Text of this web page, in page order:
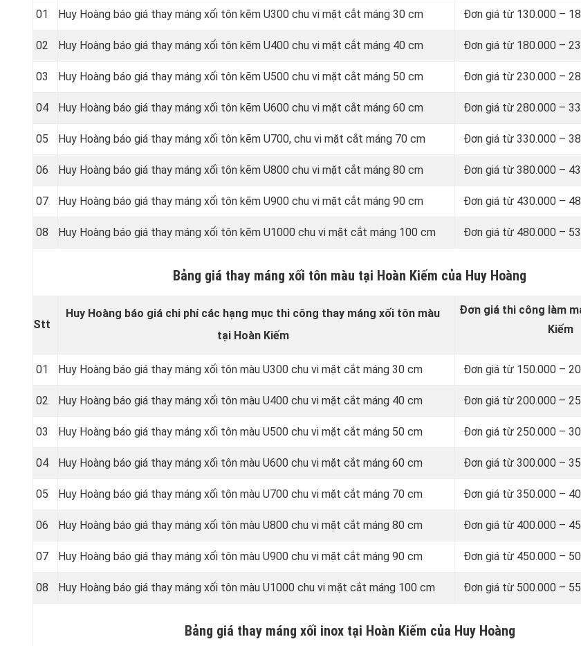
01 Huy Hoàng báo giá thay máng xối tôn kẽm U300 chu vi mặt cắt máng 30 cm Đơn giá từ 130.000 –
02 Huy Hoàng báo giá thay máng xối tôn kẽm U400 chu vi mặt cắt máng 40 cm Đơn giá từ 180.000 –
03 Huy Hoàng báo giá thay máng xối tôn kẽm U500 chu vi mặt cắt máng 50 cm Đơn giá từ 230.000 –
04 Huy Hoàng báo giá thay máng xối tôn kẽm U600 chu vi mặt cắt máng 60 cm Đơn giá từ 280.000 –
05 Huy Hoàng báo giá thay máng xối tôn kẽm U700, chu vi mặt cắt máng 70 cm Đơn giá từ 330.000 –
06 Huy Hoàng báo giá thay máng xối tôn kẽm U800 chu vi mặt cắt máng 80 cm Đơn giá từ 380.000 –
07 Huy Hoàng báo giá thay máng xối tôn kẽm U900 chu vi mặt cắt máng 90 cm Đơn giá từ 430.000 –
08 Huy Hoàng báo giá thay máng xối tôn kẽm U1000 chu vi mặt cắt máng 100 cm Đơn giá từ 480.000 –
Bảng giá thay máng xối tôn màu tại Hoàn Kiếm của Huy Hoàng
Stt
Huy Hoàng báo giá chi phí các hạng mục thi công thay máng xối tôn màu
tại Hoàn Kiếm
Đơn giá thi công làm
Kiếm
01 Huy Hoàng báo giá thay máng xối tôn màu U300 chu vi mặt cắt máng 30 cm Đơn giá từ 150.000 –
02 Huy Hoàng báo giá thay máng xối tôn màu U400 chu vi mặt cắt máng 40 cm Đơn giá từ 200.000 –
03 Huy Hoàng báo giá thay máng xối tôn màu U500 chu vi mặt cắt máng 50 cm Đơn giá từ 250.000 –
04 Huy Hoàng báo giá thay máng xối tôn màu U600 chu vi mặt cắt máng 60 cm Đơn giá từ 300.000 –
05 Huy Hoàng báo giá thay máng xối tôn màu U700 chu vi mặt cắt máng 70 cm Đơn giá từ 350.000 –
06 Huy Hoàng báo giá thay máng xối tôn màu U800 chu vi mặt cắt máng 80 cm Đơn giá từ 400.000 –
07 Huy Hoàng báo giá thay máng xối tôn màu U900 chu vi mặt cắt máng 90 cm Đơn giá từ 450.000 –
08 Huy Hoàng báo giá thay máng xối tôn màu U1000 chu vi mặt cắt máng 100 cm Đơn giá từ 500.000 –
Bảng giá thay máng xối inox tại Hoàn Kiếm của Huy Hoàng